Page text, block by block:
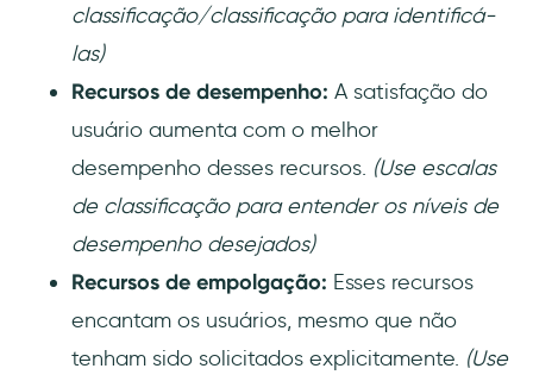
classificação/classificação para identificá-
las)
Recursos de desempenho: A satisfação do
usuário aumenta com o melhor
desempenho desses recursos. (Use escalas
de classificação para entender os níveis de
desempenho desejados)
Recursos de empolgação: Esses recursos
encantam os usuários, mesmo que não
tenham sido solicitados explicitamente. (Use